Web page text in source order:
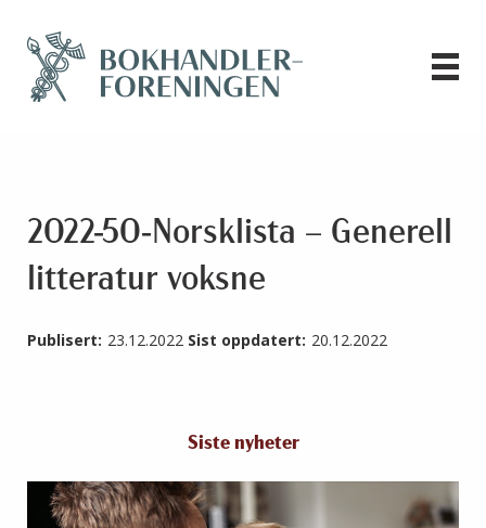
2022-50-Norsklista – Generell
litteratur voksne
Publisert: 23.12.2022 Sist oppdatert: 20.12.2022
Siste nyheter